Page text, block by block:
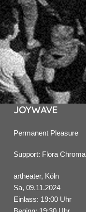
JOYWAVE
Permanent Pleasure
Support: Flora Chroma
artheater, Köln
Sa, 09.11.2024
Einlass: 19:00 Uhr